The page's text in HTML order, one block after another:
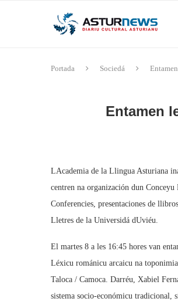
Portada Sociedá
Entamen
LAcademia de la Llingua Asturiana
centren na organización dun
Conferencies, presentaciones de
Lletres de la Universidá dUviéu.
El martes 8 a les 16:45 hores van
Léxicu románicu arcaicu na
Taloca / Camoca. Darréu, Xabiel
sistema socio-económicu tradicional,